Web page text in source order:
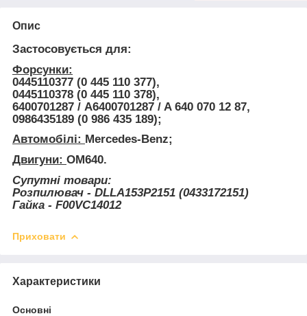
Опис
Застосовується для:
Форсунки:
0445110377 (0 445 110 377),
0445110378 (0 445 110 378),
6400701287 / A6400701287 / A 640 070 12 87,
0986435189 (0 986 435 189);
Автомобілі: Mercedes-Benz;
Двигуни: OM640.
Супутні товари:
Розпилювач - DLLA153P2151 (0433172151)
Гайка - F00VC14012
Приховати
Характеристики
Основні